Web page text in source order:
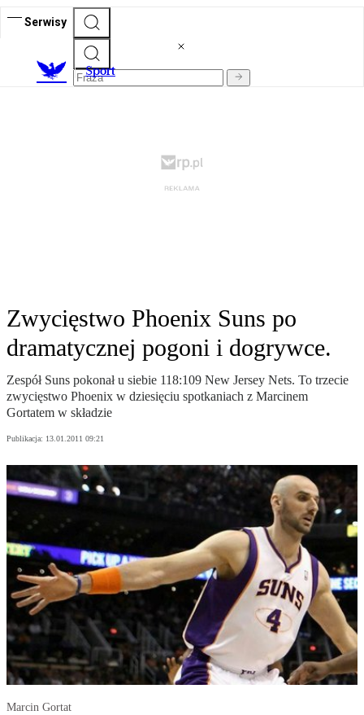
Serwisy
Sport
Zwycięstwo Phoenix Suns po
dramatycznej pogoni i dogrywce.
Zespół Suns pokonał u siebie 118:109 New Jersey Nets. To trzecie
zwycięstwo Phoenix w dziesięciu spotkaniach z Marcinem
Gortatem w składzie
Publikacja: 13.01.2011 09:21
Marcin Gortat